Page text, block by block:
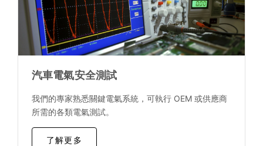
汽車電氣安全測試
我們的專家熟悉關鍵電氣系統，可執行 OEM 或供應商
所需的各類電氣測試。
了解更多